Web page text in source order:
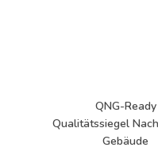
QNG-Ready
Qualitätssiegel
Gebäude